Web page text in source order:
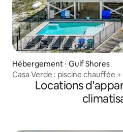
Hébergement ⋅ Gulf Shores
Casa Verde : piscine chauffée
pontonLocations